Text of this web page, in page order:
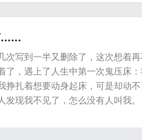
次写到一半又删除了，这次想着
了，遇上了人生中第一次鬼压床
挣扎着想要动身起床，可是却动
发现我不见了，怎么没有人叫我。